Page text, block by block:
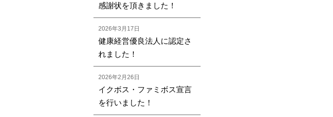
感謝状を頂きました！
2026年3月17日
健康経営優良法人に認定さ
れました！
2026年2月26日
イクボス・ファミボス宣言
を行いました！